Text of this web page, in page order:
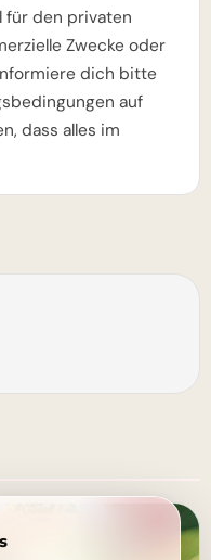
für den privaten
Zwecke oder
dich bitte
auf
dass alles im